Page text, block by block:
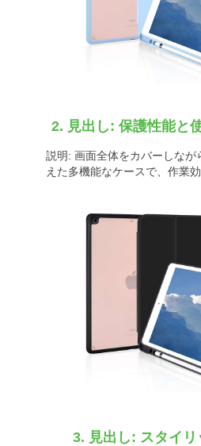
2. 見出し: 保護性能と
説明: 画面全体をカバーしなが
えた多機能なケースで、作業効
3. 見出し: スタイ